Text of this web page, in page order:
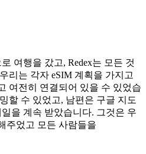
여행을 갔고, Redex는 모든 것
리는 각자 eSIM 계획을 가지고
여전히 연결되어 있을 수 있었습
할 수 있었고, 남편은 구글 지도
을 계속 받았습니다. 그것은 우
주었고 모든 사람들을